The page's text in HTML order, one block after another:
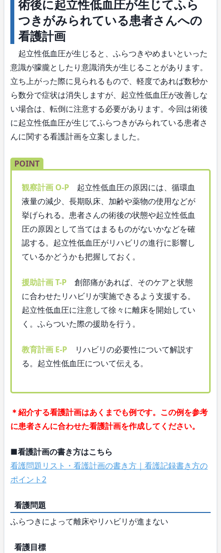
術後に起立性低血圧が生じてふら
つきがみられている患者さんへの
看護計画
起立性低血圧が生じると、ふらつきやめまいといった
意識が朦朧としたり意識消失が生じることがあります。
立ち上がった際に見られるもので、軽度であれば数秒か
ら数分で症状は消失しますが、起立性低血圧が改善しな
い場合は、転倒に注意する必要があります。今回は術後
に起立性低血圧が生じてふらつきがみられている患者さ
んに関する看護計画を立案しました。
POINT
観察計画 O-P 起立性低血圧の原因には、循環血
液量の減少、長期臥床、加齢や薬物の使用などが
挙げられる。患者さんの術後の状態や起立性低血
圧の原因として当てはまるものがないかなどを確
認する。起立性低血圧がリハビリの進行に影響し
ているかどうかも把握しておく。
援助計画 T-P 創部痛があれば、そのケアと状態
に合わせたリハビリが実施できるよう支援する。
起立性低血圧に注意して徐々に離床を開始してい
く。ふらついた際の援助を行う。
教育計画 E-P リハビリの必要性について解説す
る。起立性低血圧について伝える。
＊紹介する看護計画はあくまでも例です。この例を参考
に患者さんに合わせた看護計画を作成してください。
■看護計画の書き方はこちら
看護問題リスト・看護計画の書き方｜看護記録書き方の
ポイント2
看護問題
ふらつきによって離床やリハビリが進まない
看護目標